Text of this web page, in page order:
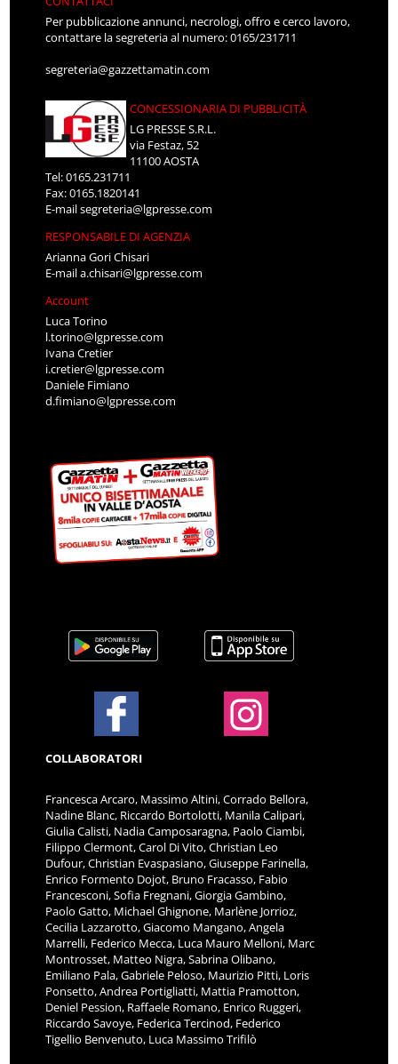
Per pubblicazione annunci, necrologi, offro e cerco lavoro,
contattare la segreteria al numero: 0165/231711
segreteria@gazzettamatin.com
CONCESSIONARIA DI PUBBLICITÀ
LG PRESSE S.R.L.
via Festaz, 52
11100 AOSTA
Tel: 0165.231711
Fax: 0165.1820141
E-mailsegreteria@lgpresse.com
RESPONSABILE DI AGENZIA
Arianna Gori Chisari
E-maila.chisari@lgpresse.com
Account
Luca Torino
l.torino@lgpresse.com
Ivana Cretier
i.cretier@lgpresse.com
Daniele Fimiano
d.fimiano@lgpresse.com
COLLABORATORI
Francesca Arcaro, Massimo Altini, Corrado Bellora,
Nadine Blanc, Riccardo Bortolotti, Manila Calipari,
Giulia Calisti, Nadia Camposaragna, Paolo Ciambi,
Filippo Clermont, Carol Di Vito, Christian Leo
Dufour, Christian Evaspasiano, Giuseppe Farinella,
Enrico Formento Dojot, Bruno Fracasso, Fabio
Francesconi, Sofia Fregnani, Giorgia Gambino,
Paolo Gatto, Michael Ghignone, Marlène Jorrioz,
Cecilia Lazzarotto, Giacomo Mangano, Angela
Marrelli, Federico Mecca, Luca Mauro Melloni, Marc
Montrosset, Matteo Nigra, Sabrina Olibano,
Emiliano Pala, Gabriele Peloso, Maurizio Pitti, Loris
Ponsetto, Andrea Portigliatti, Mattia Pramotton,
Deniel Pession, Raffaele Romano, Enrico Ruggeri,
Riccardo Savoye, Federica Tercinod, Federico
Tigellio Benvenuto, Luca Massimo Trifilò